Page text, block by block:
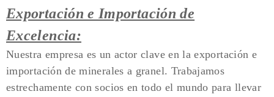
Exportación e Importación de
Excelencia:
Nuestra empresa es un actor clave en la exportación e
importación de minerales a granel. Trabajamos
estrechamente con socios en todo el mundo para llevar